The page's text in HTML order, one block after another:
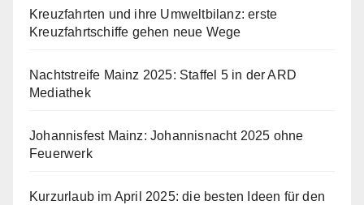
Kreuzfahrten und ihre Umweltbilanz: erste
Kreuzfahrtschiffe gehen neue Wege
Nachtstreife Mainz 2025: Staffel 5 in der ARD
Mediathek
Johannisfest Mainz: Johannisnacht 2025 ohne
Feuerwerk
Kurzurlaub im April 2025: die besten Ideen für den